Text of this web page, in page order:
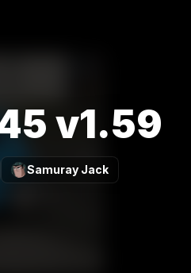
v1.59
Samuray Jack